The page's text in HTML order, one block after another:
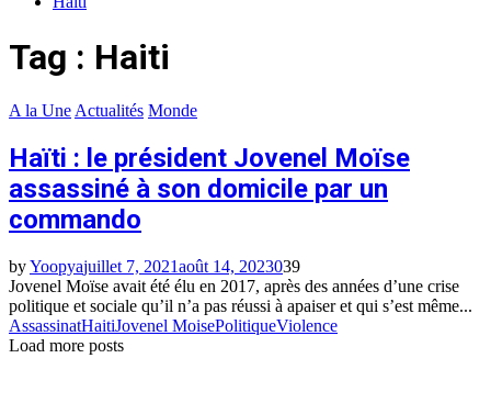
Tag : Haiti
A la Une Actualités Monde
Haïti : le président Jovenel Moïse
assassiné à son domicile par un
commando
byYoopyajuillet 7, 2021août 14, 2023039
Jovenel Moïse avait été élu en 2017, après des années d’une crise
politique et sociale qu’il n’a pas réussi à apaiser et qui s’est même...
AssassinatHaitiJovenel MoisePolitiqueViolence
Load more posts